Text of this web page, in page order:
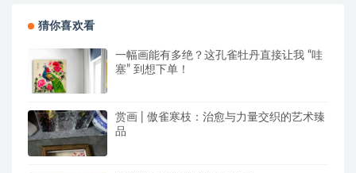
猜你喜欢看
一幅画能有多绝？这孔雀牡丹直接让我 “哇
塞” 到想下单！
赏画 | 傲雀寒枝：治愈与力量交织的艺术臻
品